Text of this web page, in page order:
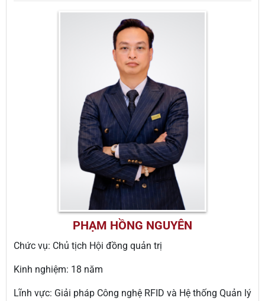
PHẠM HỒNG NGUYÊN
Chức vụ: Chủ tịch Hội đồng quản trị
Kinh nghiệm: 18 năm
Lĩnh vực: Giải pháp Công nghệ RFID và Hệ thống Quản lý